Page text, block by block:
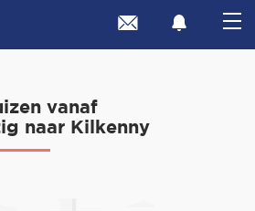
vanaf
naar Kilkenny